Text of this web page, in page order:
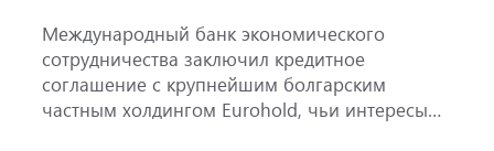
Международный банк экономического
сотрудничества заключил кредитное
соглашение с крупнейшим болгарским
частным холдингом Eurohold, чьи интересы